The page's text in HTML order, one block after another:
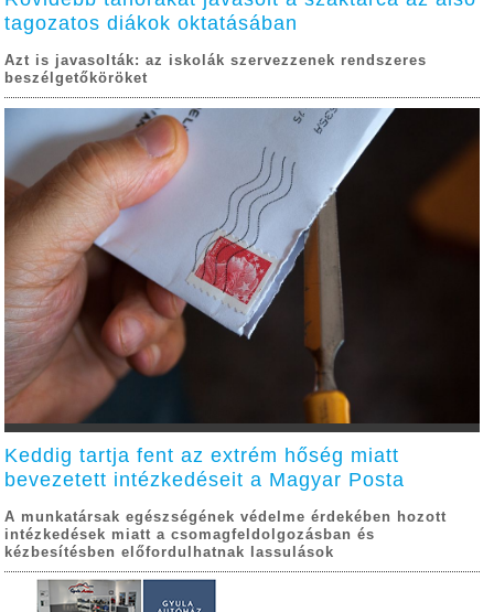
tagozatos diákok oktatásában
Azt is javasolták: az iskolák szervezzenek rendszeres
beszélgetőköröket
Keddig tartja fent az extrém hőség miatt
bevezetett intézkedéseit a Magyar Posta
A munkatársak egészségének védelme érdekében hozott
intézkedések miatt a csomagfeldolgozásban és
kézbesítésben előfordulhatnak lassulások